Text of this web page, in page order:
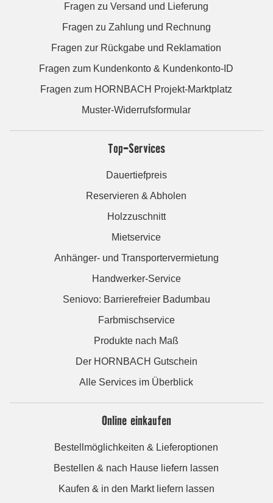
Fragen zu Versand und Lieferung
Fragen zu Zahlung und Rechnung
Fragen zur Rückgabe und Reklamation
Fragen zum Kundenkonto & Kundenkonto-ID
Fragen zum HORNBACH Projekt-Marktplatz
Muster-Widerrufsformular
Top-Services
Dauertiefpreis
Reservieren & Abholen
Holzzuschnitt
Mietservice
Anhänger- und Transportervermietung
Handwerker-Service
Seniovo: Barrierefreier Badumbau
Farbmischservice
Produkte nach Maß
Der HORNBACH Gutschein
Alle Services im Überblick
Online einkaufen
Bestellmöglichkeiten & Lieferoptionen
Bestellen & nach Hause liefern lassen
Kaufen & in den Markt liefern lassen